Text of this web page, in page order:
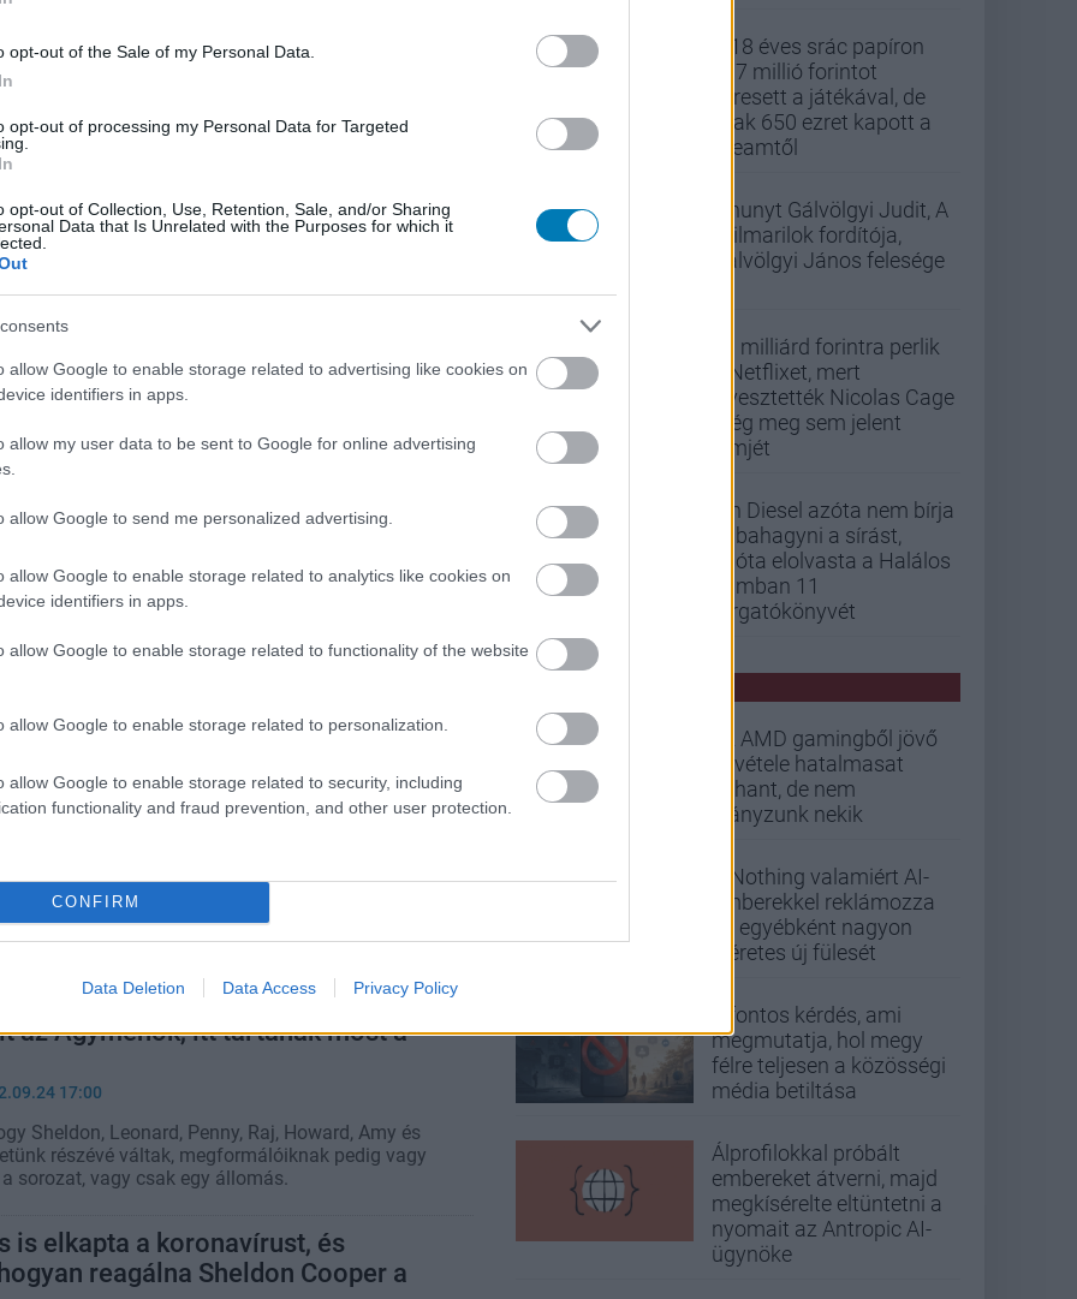
opt-out of the Sale of my Personal Data.
opt-out of processing my Personal Data for Targeted
opt-out of Collection, Use, Retention, Sale, and/or Sharing
Data that Is Unrelated with the Purposes for which it
allow Google to enable storage related to advertising like cookies on
identifiers in apps.
allow my user data to be sent to Google for online advertising
allow Google to send me personalized advertising.
allow Google to enable storage related to analytics like cookies on
identifiers in apps.
allow Google to enable storage related to functionality of the website
allow Google to enable storage related to personalization.
allow Google to enable storage related to security, including
functionality and fraud prevention, and other user protection.
CONFIRM
Data Deletion Data Access Privacy Policy
tévésorozat lesz az Agymenők franchise-on belül.
az univerzum, elhunyt az
karakterét játszó Bob Newhart 94
epizód, amiben Sheldon
4? Ez itt a kérdés - illetve ez volt tíz
nem is az Agymenők spin-offja,
egészen más
a spin-offokat.
indultak és hol járnak most az Agymenők
az Agymenők, itt tartanak most a
17:00
Sheldon, Leonard, Penny, Raj, Howard, Amy és
részévé váltak, megformálóiknak pedig vagy
sorozat, vagy csak egy állomás.
is elkapta a koronavírust, és
reagálna Sheldon Cooper a
A 18 éves srác papíron
437 millió forintot
keresett a játékával, de
csak 650 ezret kapott a
Steamtől
Elhunyt Gálvölgyi Judit, A
szilmarilok fordítója,
Gálvölgyi János felesége
33 milliárd forintra perlik
a Netflixet, mert
elvesztették Nicolas Cage
még meg sem jelent
filmjét
Vin Diesel azóta nem bírja
abbahagyni a sírást,
mióta elolvasta a Halálos
iramban 11
forgatókönyvét
Az AMD gamingből jövő
bevétele hatalmasat
zuhant, de nem
hiányzunk nekik
A Nothing valamiért AI-
emberekkel reklámozza
az egyébként nagyon
ígéretes új fülesét
5 fontos kérdés, ami
megmutatja, hol megy
félre teljesen a közösségi
média betiltása
Álprofilokkal próbált
embereket átverni, majd
megkísérelte eltüntetni a
nyomait az Antropic AI-
ügynöke